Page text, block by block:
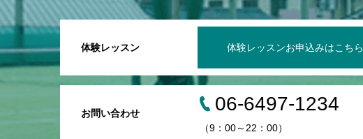
体験レッスン 体験レッスンお申込みはこちら
お問い合わせ 06-6497-1234
（9：00～22：00）